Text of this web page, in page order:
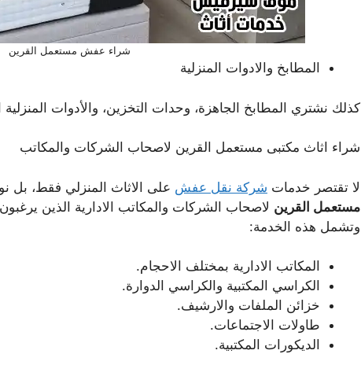
شراء عفش مستعمل القرين
المطابخ والادوات المنزلية
كذلك نشتري المطابخ الجاهزة، وحدات التخزين، والأدوات المنزلية
شراء اثاث مكتبى مستعمل القرين لاصحاب الشركات والمكاتب
لا تقتصر خدمات شركة نقل عفش على الاثاث المنزلي فقط، بل
مستعمل القرين لاصحاب الشركات والمكاتب الادارية الذين
وتشمل هذه الخدمة:
المكاتب الادارية بمختلف الاحجام.
الكراسي المكتبية والكراسي الدوارة.
خزائن الملفات والارشيف.
طاولات الاجتماعات.
الديكورات المكتبية.